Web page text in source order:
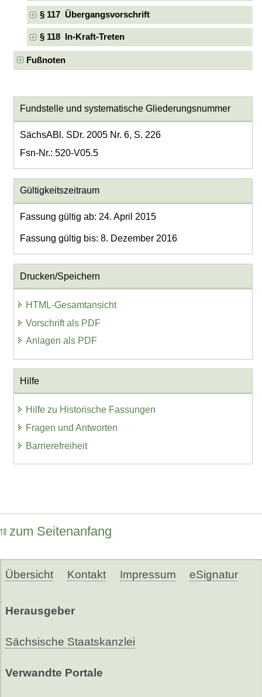
§ 117 Übergangsvorschrift
§ 118 In-Kraft-Treten
Fußnoten
Fundstelle und systematische Gliederungsnummer
SächsABl. SDr. 2005 Nr. 6, S. 226
Fsn-Nr.: 520-V05.5
Gültigkeitszeitraum
Fassung gültig ab: 24. April 2015
Fassung gültig bis: 8. Dezember 2016
Drucken/Speichern
HTML-Gesamtansicht
Vorschrift als PDF
Anlagen als PDF
Hilfe
Hilfe zu Historische Fassungen
Fragen und Antworten
Barrierefreiheit
zum Seitenanfang
Übersicht Kontakt Impressum eSignatur
Herausgeber
Sächsische Staatskanzlei
Verwandte Portale